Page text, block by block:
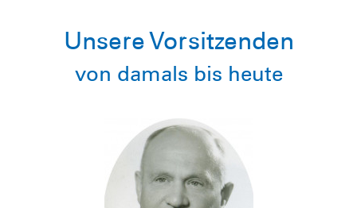
Unsere Vorsitzenden
von damals bis heute